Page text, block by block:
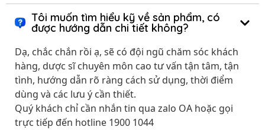
Tôi muốn tìm hiểu kỹ về sản phẩm, có
được hướng dẫn chi tiết không?
Dạ, chắc chắn rồi ạ, sẽ có đội ngũ chăm sóc khách
hàng, dược sĩ chuyên môn cao tư vấn tận tâm, tận
tình, hướng dẫn rõ ràng cách sử dụng, thời điểm
dùng và các lưu ý cần thiết.
Quý khách chỉ cần nhắn tin qua zalo OA hoặc gọi
trực tiếp đến hotline 1900 1044